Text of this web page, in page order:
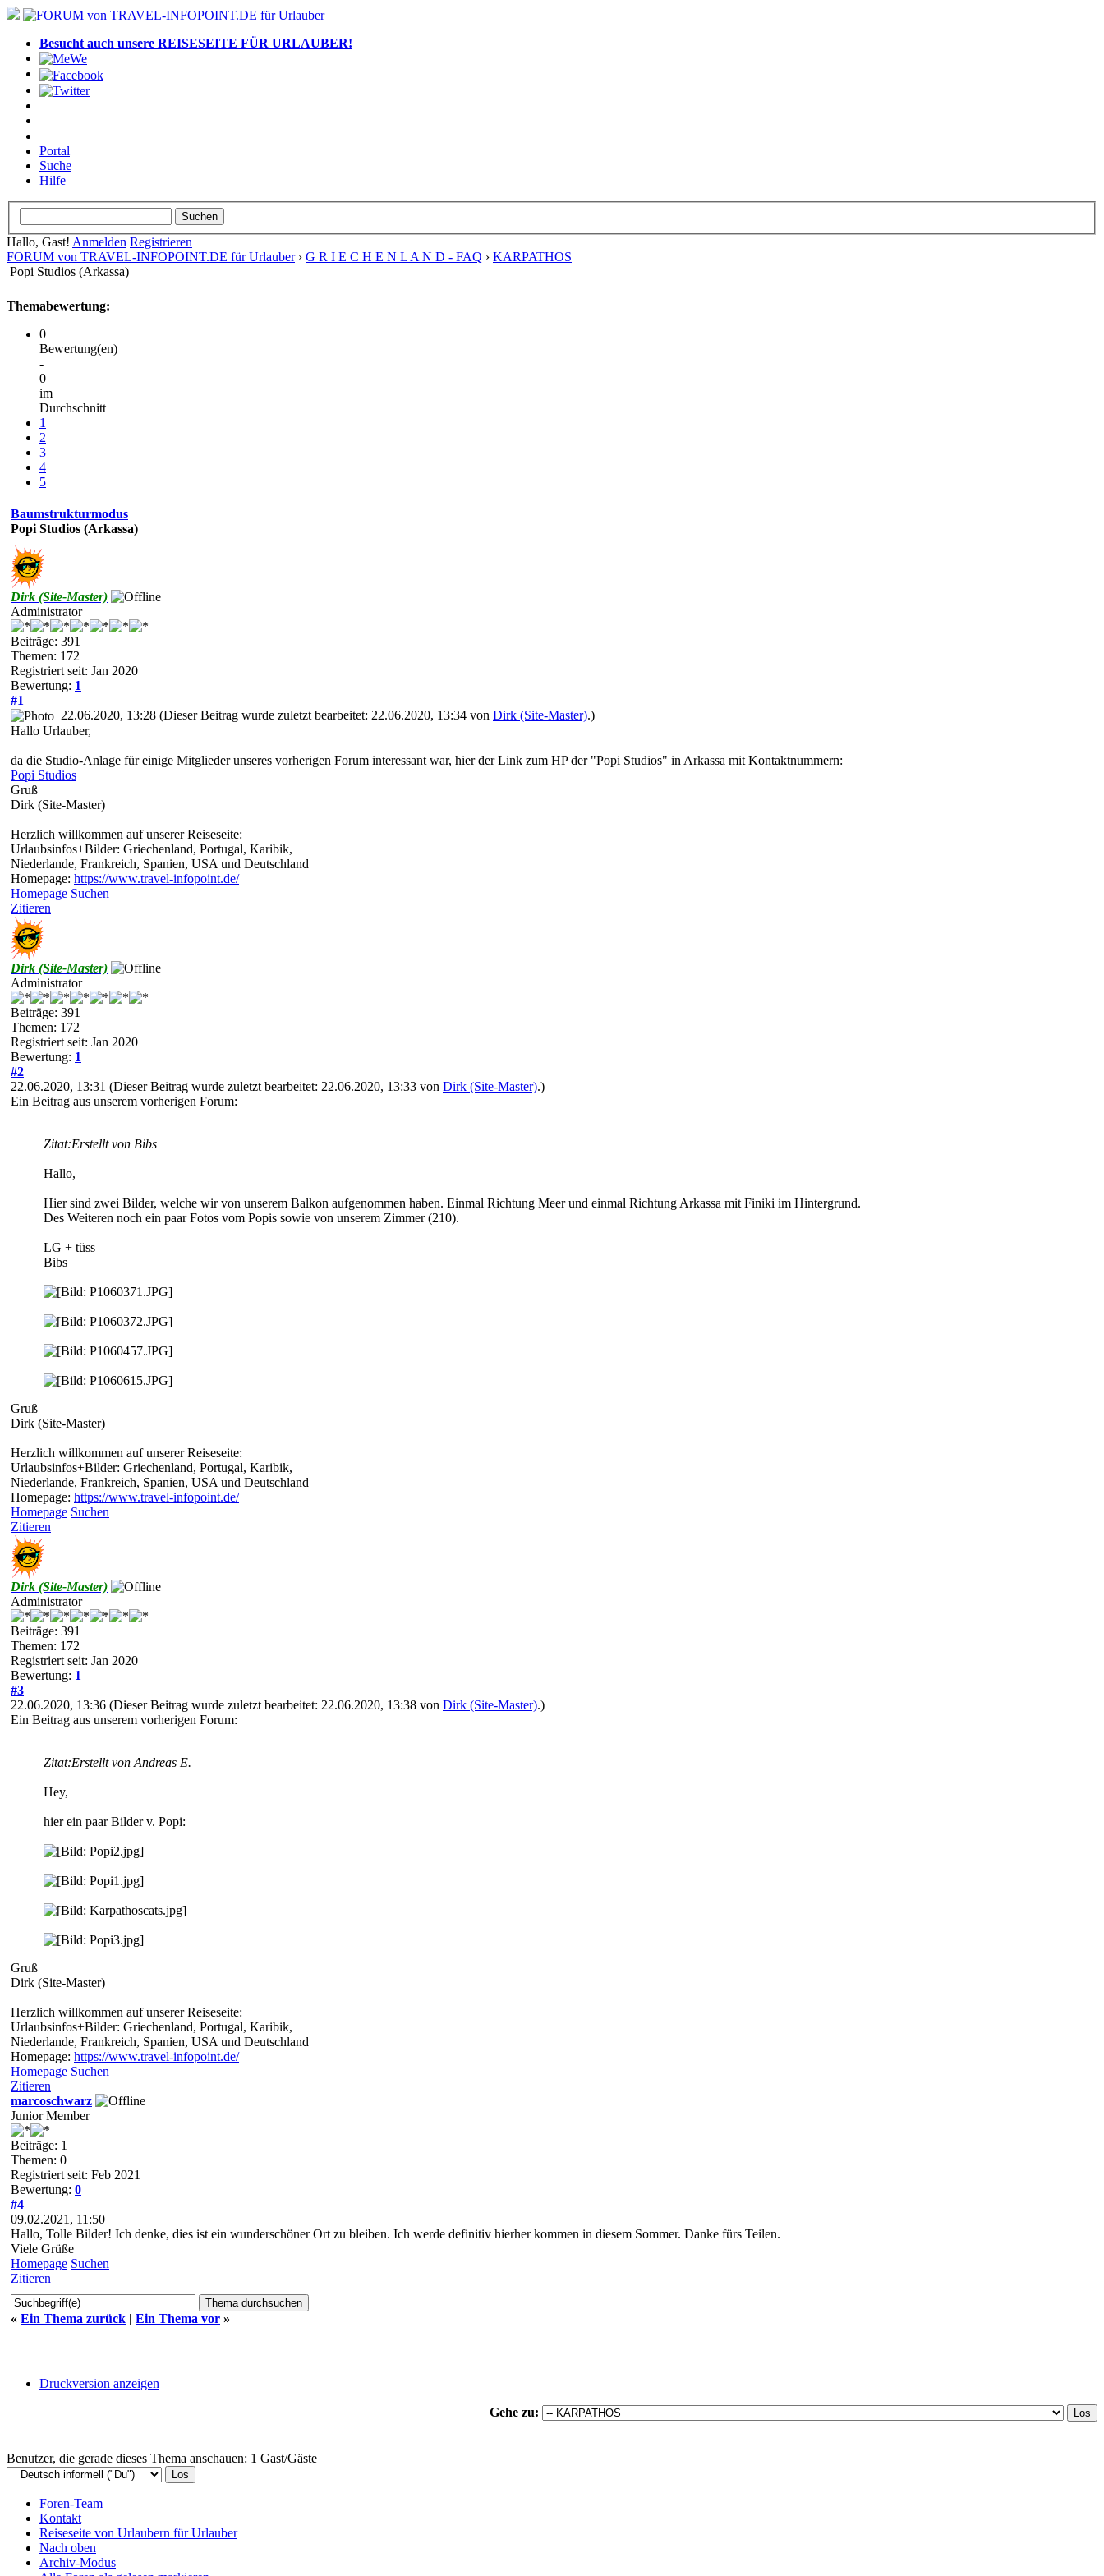
Besucht auch unsere REISESEITE FÜR URLAUBER!
Portal
Suche
Hilfe
Hallo, Gast! Anmelden Registrieren
FORUM von TRAVEL-INFOPOINT.DE für Urlauber› G R I E C H E N L A N D - FAQ › KARPATHOS
Popi Studios (Arkassa)
Themabewertung:
0
Bewertung(en)
-
0
im
Durchschnitt
1
2
3
4
5
Baumstrukturmodus
Popi Studios (Arkassa)
Dirk (Site-Master)
Administrator
Beiträge: 391
Themen: 172
Registriert seit: Jan 2020
Bewertung: 1
#1
22.06.2020, 13:28 (Dieser Beitrag wurde zuletzt bearbeitet: 22.06.2020, 13:34 von Dirk (Site-Master).)
Hallo Urlauber,
da die Studio-Anlage für einige Mitglieder unseres vorherigen Forum interessant war, hier der Link zum HP der "Popi Studios" in Arkassa mit Kontaktnummern:
Popi Studios
Gruß
Dirk (Site-Master)
Herzlich willkommen auf unserer Reiseseite:
Urlaubsinfos+Bilder: Griechenland, Portugal, Karibik,
Niederlande, Frankreich, Spanien, USA und Deutschland
Homepage: https://www.travel-infopoint.de/
Homepage Suchen
Zitieren
Dirk (Site-Master)
Administrator
Beiträge: 391
Themen: 172
Registriert seit: Jan 2020
Bewertung: 1
#2
22.06.2020, 13:31 (Dieser Beitrag wurde zuletzt bearbeitet: 22.06.2020, 13:33 von Dirk (Site-Master).)
Ein Beitrag aus unserem vorherigen Forum:
Zitat:Erstellt von Bibs
Hallo,
Hier sind zwei Bilder, welche wir von unserem Balkon aufgenommen haben. Einmal Richtung Meer und einmal Richtung Arkassa mit Finiki im Hintergrund.
Des Weiteren noch ein paar Fotos vom Popis sowie von unserem Zimmer (210).
LG + tüss
Bibs
Gruß
Dirk (Site-Master)
Herzlich willkommen auf unserer Reiseseite:
Urlaubsinfos+Bilder: Griechenland, Portugal, Karibik,
Niederlande, Frankreich, Spanien, USA und Deutschland
Homepage: https://www.travel-infopoint.de/
Homepage Suchen
Zitieren
Dirk (Site-Master)
Administrator
Beiträge: 391
Themen: 172
Registriert seit: Jan 2020
Bewertung: 1
#3
22.06.2020, 13:36 (Dieser Beitrag wurde zuletzt bearbeitet: 22.06.2020, 13:38 von Dirk (Site-Master).)
Ein Beitrag aus unserem vorherigen Forum:
Zitat:Erstellt von Andreas E.
Hey,
hier ein paar Bilder v. Popi:
Gruß
Dirk (Site-Master)
Herzlich willkommen auf unserer Reiseseite:
Urlaubsinfos+Bilder: Griechenland, Portugal, Karibik,
Niederlande, Frankreich, Spanien, USA und Deutschland
Homepage: https://www.travel-infopoint.de/
Homepage Suchen
Zitieren
marcoschwarz
Junior Member
Beiträge: 1
Themen: 0
Registriert seit: Feb 2021
Bewertung: 0
#4
09.02.2021, 11:50
Hallo, Tolle Bilder! Ich denke, dies ist ein wunderschöner Ort zu bleiben. Ich werde definitiv hierher kommen in diesem Sommer. Danke fürs Teilen.
Viele Grüße
Homepage Suchen
Zitieren
« Ein Thema zurück | Ein Thema vor »
Druckversion anzeigen
Gehe zu:
Benutzer, die gerade dieses Thema anschauen: 1 Gast/Gäste
Foren-Team
Kontakt
Reiseseite von Urlaubern für Urlauber
Nach oben
Archiv-Modus